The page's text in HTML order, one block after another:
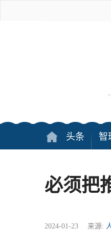
头条 智
必须把
2024-01-23 来源: